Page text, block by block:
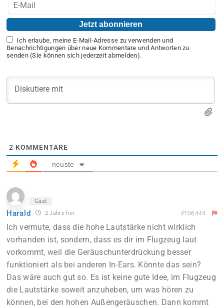
Ich erlaube, meine E-Mail-Adresse zu verwenden und
Benachrichtigungen über neue Kommentare und Antworten zu
senden (Sie können sich jederzeit abmelden).
2 KOMMENTARE
neuste
Gast
Harald 2 Jahre her #106444
Ich vermute, dass die hohe Lautstärke nicht wirklich
vorhanden ist, sondern, dass es dir im Flugzeug laut
vorkommt, weil die Geräuschunterdrückung besser
funktioniert als bei anderen In-Ears. Könnte das sein?
Das wäre auch gut so. Es ist keine gute Idee, im Flugzeug
die Lautstärke soweit anzuheben, um was hören zu
können, bei den hohen Außengeräuschen. Dann kommt